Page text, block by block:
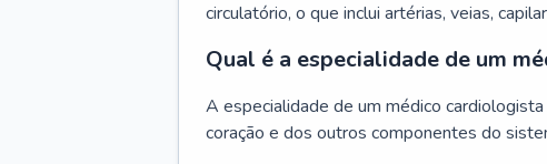
circulatório, o que inclui artérias, veias,
Qual é a especialidade de um
A especialidade de um médico
coração e dos outros componentes do